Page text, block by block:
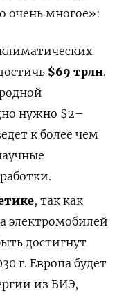
очень многое»:
$69 трлн.
нужно $2–
к более чем
, так как
электромобилей
достигнут
г. Европа будет
из ВИЭ,